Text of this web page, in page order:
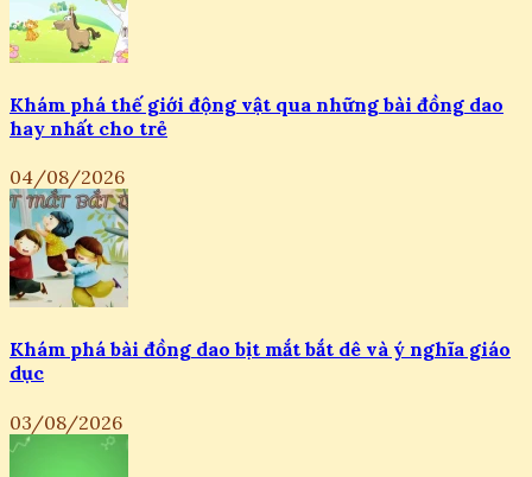
Khám phá thế giới động vật qua những bài đồng dao
hay nhất cho trẻ
04/08/2026
Khám phá bài đồng dao bịt mắt bắt dê và ý nghĩa giáo
dục
03/08/2026